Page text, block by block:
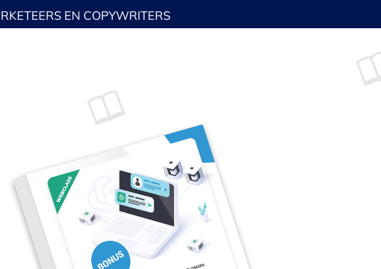
EN COPYWRITERS